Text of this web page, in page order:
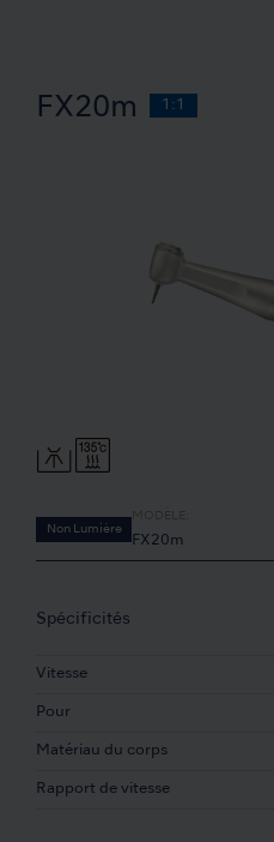
FX20m 1:1
Non Lumière
FX20m
Spécificités
Vitesse
Pour
Matériau du corps
Rapport de vitesse